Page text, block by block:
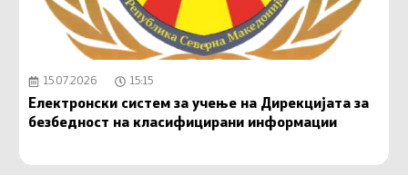
15.07.2026 15:15
Електронски систем за учење на Дирекцијата за
безбедност на класифицирани информации